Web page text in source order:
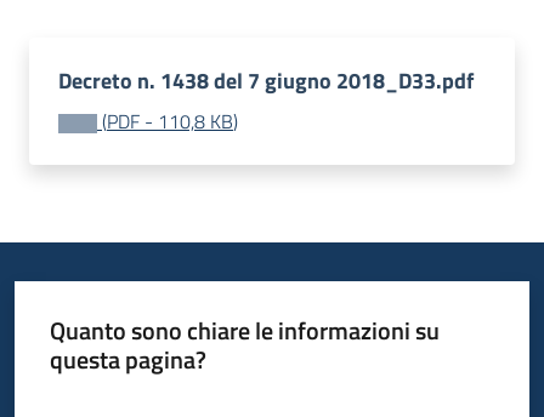
Decreto n. 1438 del 7 giugno 2018_D33.pdf
(PDF - 110,8 KB)
Quanto sono chiare le informazioni su
questa pagina?